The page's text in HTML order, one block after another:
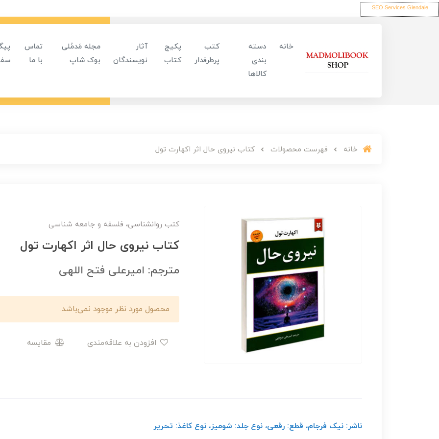
SEO Services Glendale
خانه
دسته
بندی
کالاها
کتب
پرطرفدار
پکیج
کتاب
آثار
نویسندگان
مجله مَدمُلی
بوک شاپ
تماس
با ما
خانه فهرست محصولات کتاب نیروی حال اثر اکهارت تول
کتب روانشناسی، فلسفه و جامعه شناسی
کتاب نیروی حال اثر اکهارت تول
مترجم: امیرعلی فتح اللهی
محصول مورد نظر موجود نمی‌باشد.
مقایسه
ناشر: نیک فرجام، قطع: رقعی، نوع جلد: شومیز، نوع کاغذ: تحریر